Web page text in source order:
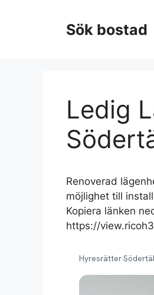
Sök bostad
Ledig
Renoverad
möjlighet till
Kopiera länken
https://
Hyresrätter›